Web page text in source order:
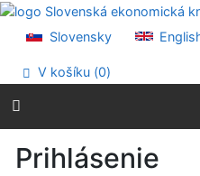
Prejsť na obsah
Prehlásenie o webovej
Slovensky
V košíku (0)
Prihlásenie